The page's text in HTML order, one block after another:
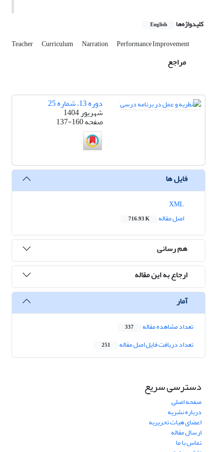
کلیدواژه‌ها English
Teacher Curriculum Narration Performance Improvement
مراجع
دوره 13، شماره 25
شهریور 1404
صفحه137-160
فایل ها
اصل مقاله
716.93 K
هم رسانی
ارجاع به این مقاله
آمار
تعداد مشاهده مقاله 337
تعداد دریافت فایل اصل مقاله 251
دسترسی سریع
صفحه اصلی
درباره نشریه
اعضای هیات تحریریه
ارسال مقاله
تماس با ما